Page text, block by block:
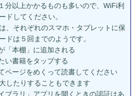
以上かかるものも多いので、WiFi利
ドしてください。
、それぞれのスマホ・タブレットに保
ドは５回までのようです。
「本棚」に追加される
い書籍をタップする
ページをめくって読書してください
したりすることもできます
ブラリ」アプリを開くときの認証はあ